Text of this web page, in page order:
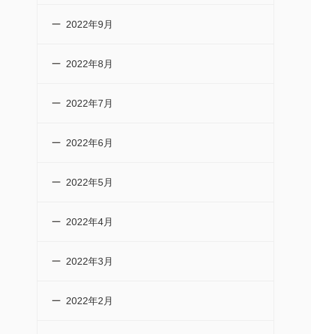
2022年9月
2022年8月
2022年7月
2022年6月
2022年5月
2022年4月
2022年3月
2022年2月